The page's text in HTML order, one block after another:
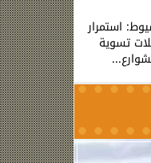
استمرار
تسوية